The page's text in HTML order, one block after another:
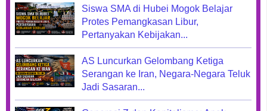
Siswa SMA di Hubei Mogok Belajar
Protes Pemangkasan Libur,
Pertanyakan Kebijakan...
AS Luncurkan Gelombang Ketiga
Serangan ke Iran, Negara-Negara Teluk
Jadi Sasaran...